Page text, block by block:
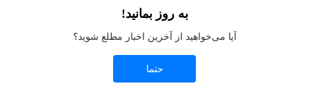
-side exception has occurred while loading jeanswest.ir(see the
به روز بمانید!
آیا می‌خواهید از آخرین اخبار مطلع شوید؟
حتما